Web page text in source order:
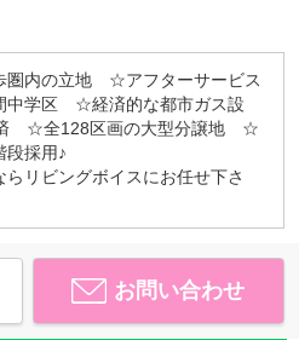
圏内の立地 ☆アフターサービス
学区 ☆経済的な都市ガス設
☆全128区画の大型分譲地 ☆
段採用♪
らリビングボイスにお任せ下さ
お問い合わせ